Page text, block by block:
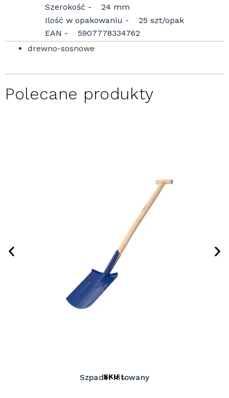
Szerokość
24 mm
Ilość w opakowaniu
25 szt/opak
EAN
5907778334762
drewno-sosnowe
Polecane produkty
Szpadel nitowany
SKUL